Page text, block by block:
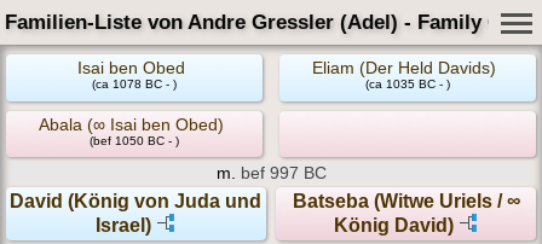
Familien-Liste von Andre Gressler (Adel) - Family Card
Isai ben Obed
(ca 1078 BC - )
Eliam (Der Held Davids)
(ca 1035 BC - )
Abala (∞ Isai ben Obed)
(bef 1050 BC - )
m. bef 997 BC
David (König von Juda und
Israel)
Batseba (Witwe Uriels / ∞
König David)